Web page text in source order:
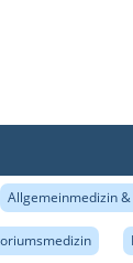
Allgemeinmedizin